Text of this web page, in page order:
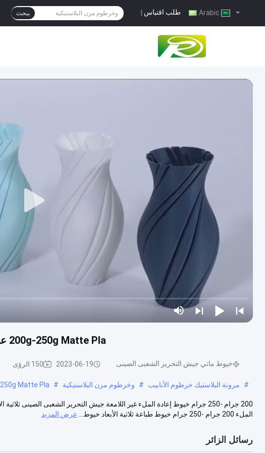
طلب اقتباس يبحث
200g-250g Matte Pla عبوة خيوط طباعة ثلاثية الأبعاد 1.75 مللي متر
خيوط ماتي جيش التحرير الشعبى الصينى 2023-06-19 150 الرؤى
# مرونة البلاستيك خرطوم الأنابيب # وخرطوم مرن البلاستيكية # 250g Matte Pla إعادة الملء الشعيرة
الملء 200 جرام -250 جرام خيوط طباعة ثلاثية الأبعاد خيوط...
عرض المزيد
رسائل الزائر